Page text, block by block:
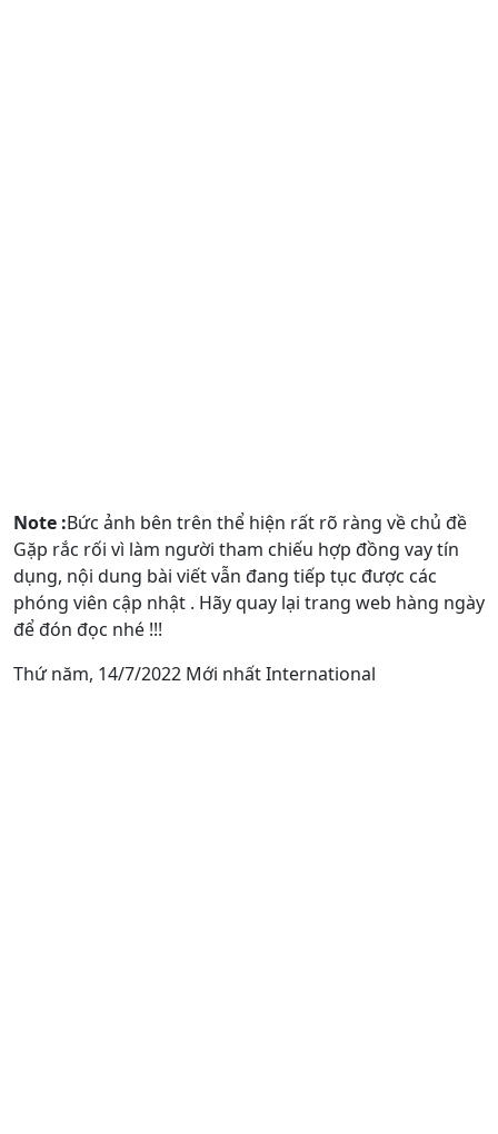
Note :Bức ảnh bên trên thể hiện rất rõ ràng về chủ đề
Gặp rắc rối vì làm người tham chiếu hợp đồng vay tín
dụng, nội dung bài viết vẫn đang tiếp tục được các
phóng viên cập nhật . Hãy quay lại trang web hàng ngày
để đón đọc nhé !!!
Thứ năm, 14/7/2022 Mới nhất International